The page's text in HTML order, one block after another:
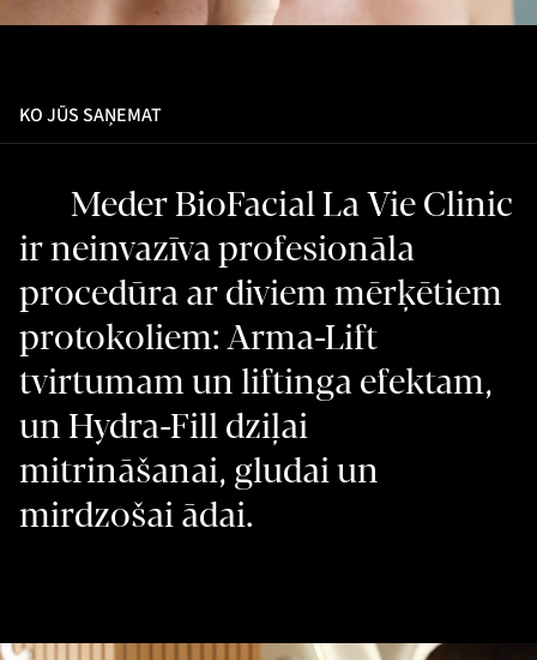
KO JŪS SAŅEMAT
Meder BioFacial La Vie Clinic
ir neinvazīva profesionāla
procedūra ar diviem mērķētiem
protokoliem: Arma-Lift
tvirtumam un liftinga efektam,
un Hydra-Fill dziļai
mitrināšanai, gludai un
mirdzošai ādai.